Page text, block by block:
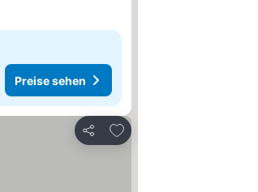
Preise sehen
Teilen
Zu Favoriten hinzufügen